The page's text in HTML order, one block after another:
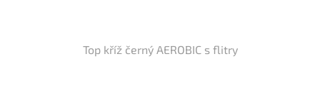
Top kříž černý AEROBIC s flitry